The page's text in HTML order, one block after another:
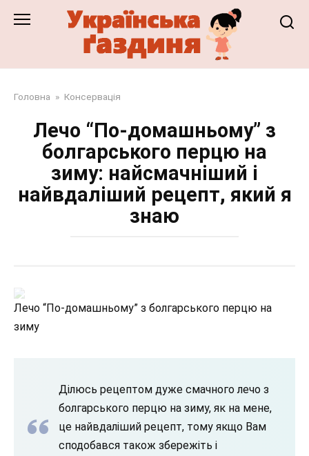
Головна » Консервація
Лечо “По-домашньому” з
болгарського перцю на
зиму: найсмачніший і
найвдаліший рецепт, який я
знаю
Лечо “По-домашньому” з болгарського перцю на
зиму
Ділюсь рецептом дуже смачного лечо з
болгарського перцю на зиму, як на мене,
це найвдаліший рецепт, тому якщо Вам
сподобався також збережіть і